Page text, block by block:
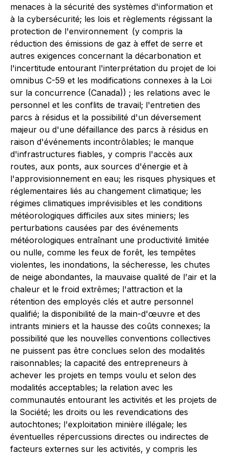
menaces à la sécurité des systèmes d'information et
à la cybersécurité; les lois et règlements régissant la
protection de l'environnement (y compris la
réduction des émissions de gaz à effet de serre et
autres exigences concernant la décarbonation et
l'incertitude entourant l'interprétation du projet de loi
omnibus C-59 et les modifications connexes à la Loi
sur la concurrence (Canada)) ; les relations avec le
personnel et les conflits de travail; l'entretien des
parcs à résidus et la possibilité d'un déversement
majeur ou d'une défaillance des parcs à résidus en
raison d'événements incontrôlables; le manque
d'infrastructures fiables, y compris l'accès aux
routes, aux ponts, aux sources d'énergie et à
l'approvisionnement en eau; les risques physiques et
réglementaires liés au changement climatique; les
régimes climatiques imprévisibles et les conditions
météorologiques difficiles aux sites miniers; les
perturbations causées par des événements
météorologiques entraînant une productivité limitée
ou nulle, comme les feux de forêt, les tempêtes
violentes, les inondations, la sécheresse, les chutes
de neige abondantes, la mauvaise qualité de l'air et la
chaleur et le froid extrêmes; l'attraction et la
rétention des employés clés et autre personnel
qualifié; la disponibilité de la main-d'œuvre et des
intrants miniers et la hausse des coûts connexes; la
possibilité que les nouvelles conventions collectives
ne puissent pas être conclues selon des modalités
raisonnables; la capacité des entrepreneurs à
achever les projets en temps voulu et selon des
modalités acceptables; la relation avec les
communautés entourant les activités et les projets de
la Société; les droits ou les revendications des
autochtones; l'exploitation minière illégale; les
éventuelles répercussions directes ou indirectes de
facteurs externes sur les activités, y compris les